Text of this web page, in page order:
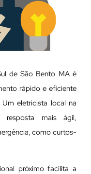
de São Bento MA é
rápido e eficiente
eletricista local na
mais ágil,
como curtos-
próximo facilita a